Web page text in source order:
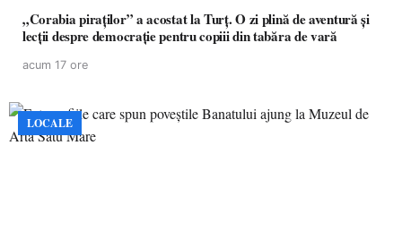
„Corabia piraților” a acostat la Turț. O zi plină de aventură și
lecții despre democrație pentru copiii din tabăra de vară
acum 17 ore
LOCALE